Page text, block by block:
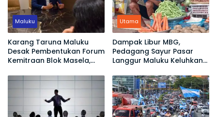
Maluku
Karang Taruna Maluku
Desak Pembentukan Forum
Kemitraan Blok Masela,
Sekadar Jadi Penonton
Utama
Dampak Libur MBG,
Pedagang Sayur Pasar
Langgur Maluku Keluhkan